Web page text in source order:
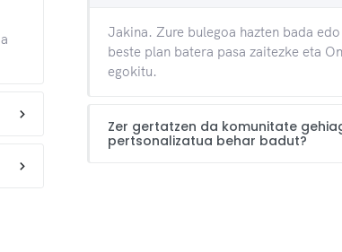
Jakina. Zure bulegoa hazten bada
beste plan batera pasa zaitezke eta
egokitu.
Zer gertatzen da komunitate
pertsonalizatua behar badut?